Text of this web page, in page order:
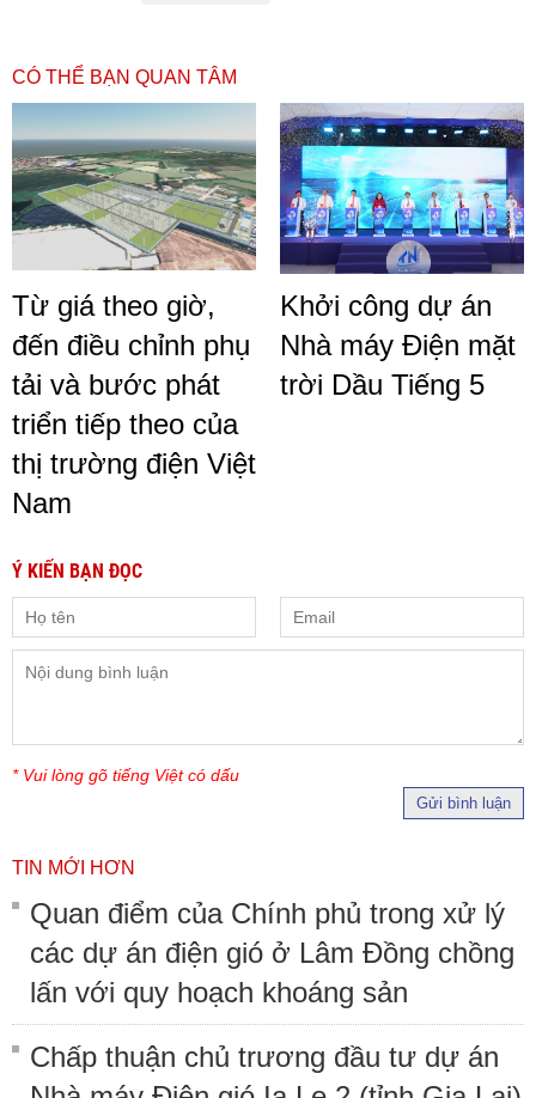
CÓ THỂ BẠN QUAN TÂM
Từ giá theo giờ,
đến điều chỉnh phụ
tải và bước phát
triển tiếp theo của
thị trường điện Việt
Nam
Khởi công dự án
Nhà máy Điện mặt
trời Dầu Tiếng 5
Ý KIẾN BẠN ĐỌC
* Vui lòng gõ tiếng Việt có dấu
Gửi bình luận
TIN MỚI HƠN
Quan điểm của Chính phủ trong xử lý
các dự án điện gió ở Lâm Đồng chồng
lấn với quy hoạch khoáng sản
Chấp thuận chủ trương đầu tư dự án